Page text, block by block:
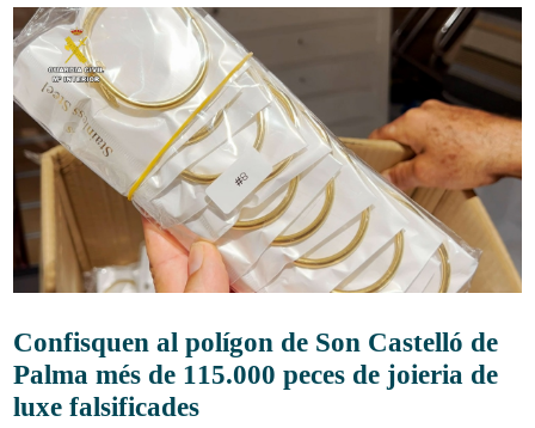
Confisquen al polígon de Son Castelló de
Palma més de 115.000 peces de joieria de
luxe falsificades